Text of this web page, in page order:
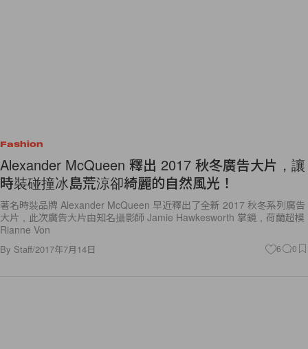
Fashion
Alexander McQueen 釋出 2017 秋冬廣告大片，讓
時裝碰撞冰島荒涼卻綺麗的自然風光！
著名時裝品牌 Alexander McQueen 早近釋出了全新 2017 秋冬系列廣告
大片，此次廣告大片由知名攝影師 Jamie Hawkesworth 掌鏡，荷蘭超模
Rianne Von
By Staff/2017年7月14日 6 0